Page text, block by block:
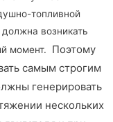
топливной
возникать
момент. Поэтому
самым строгим
генерировать
нескольких